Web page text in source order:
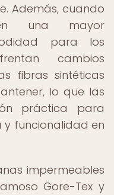
Además, cuando
una mayor
para los
cambios
fibras sintéticas
lo que las
práctica para
y funcionalidad en
impermeables
Gore-Tex y